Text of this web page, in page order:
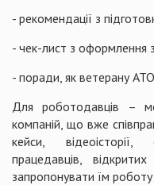
- рекомендації з
- чек-лист з оформлення
- поради, як ветерану
Для роботодавців –
компаній, що вже
кейси,
працедавців,
запропонувати їм